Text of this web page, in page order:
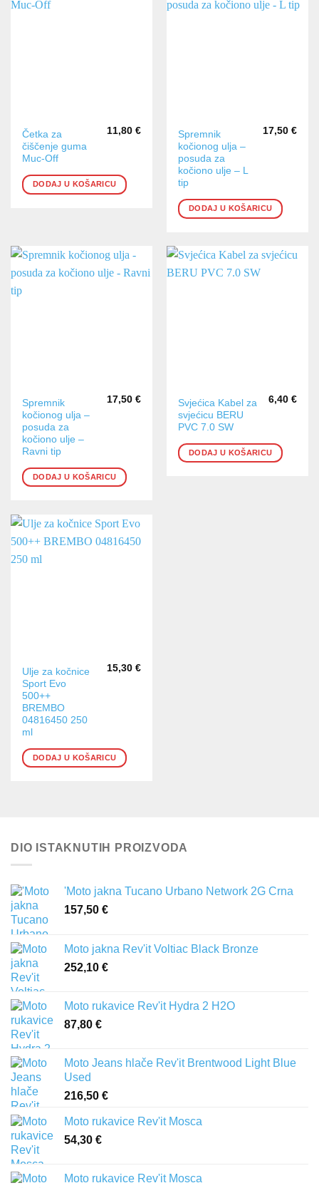
Četka za
čiščenje guma
Muc-Off
11,80 €
DODAJ U KOŠARICU
Spremnik
kočionog ulja –
posuda za
kočiono ulje – L
tip
17,50 €
DODAJ U KOŠARICU
Spremnik
kočionog ulja –
posuda za
kočiono ulje –
Ravni tip
17,50 €
DODAJ U KOŠARICU
Svjećica Kabel za
svjećicu BERU
PVC 7.0 SW
6,40 €
DODAJ U KOŠARICU
Ulje za kočnice
Sport Evo
500++
BREMBO
04816450 250
ml
15,30 €
DODAJ U KOŠARICU
DIO ISTAKNUTIH PROIZVODA
'Moto jakna Tucano Urbano Network 2G Crna
157,50 €
Moto jakna Rev'it Voltiac Black Bronze
252,10 €
Moto rukavice Rev'it Hydra 2 H2O
87,80 €
Moto Jeans hlače Rev'it Brentwood Light Blue
Used
216,50 €
Moto rukavice Rev'it Mosca
54,30 €
Moto rukavice Rev'it Mosca